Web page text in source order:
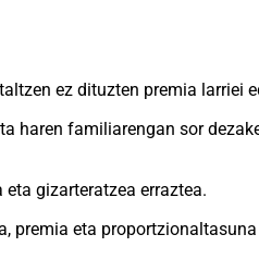
ez dituzten premia larriei
haren familiarengan sor
gizarteratzea erraztea.
premia eta